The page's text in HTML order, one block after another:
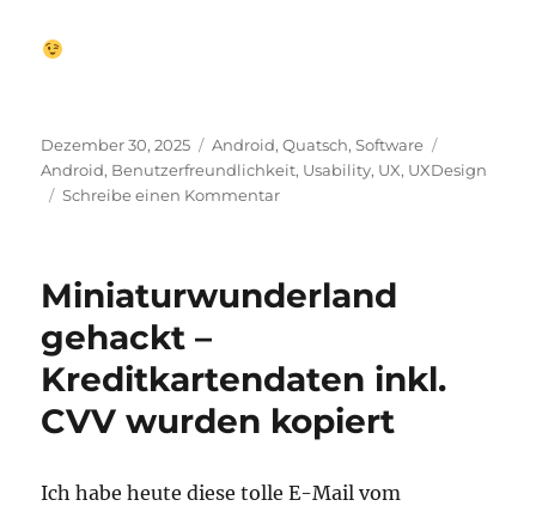
Veröffentlicht
am
Dezember 30, 2025 Kategorien
Android,Quatsch,Software
Android, Benutzerfreundlichkeit, Usability, UX, UXDesign
Schreibe einen Kommentarzu
unter
Miniaturwunderland
gehackt –
Kreditkartendaten inkl.
CVV wurden kopiert
Ich habe heute diese tolle E-Mail vom